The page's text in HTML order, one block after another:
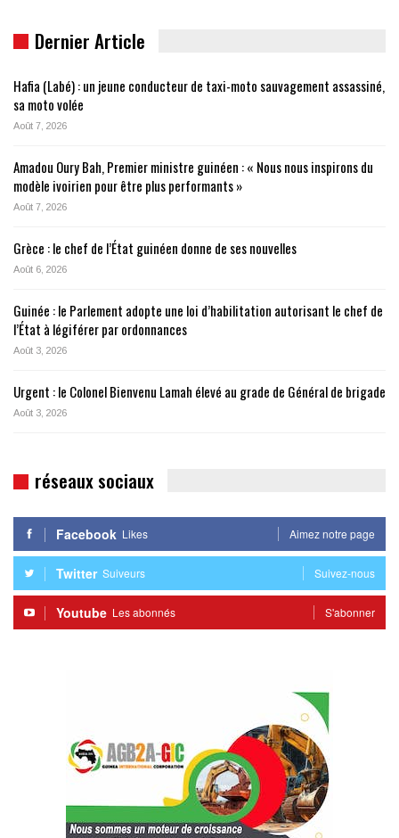
Dernier Article
Hafia (Labé) : un jeune conducteur de taxi-moto sauvagement assassiné,
sa moto volée
Août 7, 2026
Amadou Oury Bah, Premier ministre guinéen : « Nous nous inspirons du
modèle ivoirien pour être plus performants »
Août 7, 2026
Grèce : le chef de l’État guinéen donne de ses nouvelles
Août 6, 2026
Guinée : le Parlement adopte une loi d’habilitation autorisant le chef de
l’État à légiférer par ordonnances
Août 3, 2026
Urgent : le Colonel Bienvenu Lamah élevé au grade de Général de brigade
Août 3, 2026
réseaux sociaux
Facebook Likes Aimez notre page
Twitter Suiveurs Suivez-nous
Youtube Les abonnés S'abonner